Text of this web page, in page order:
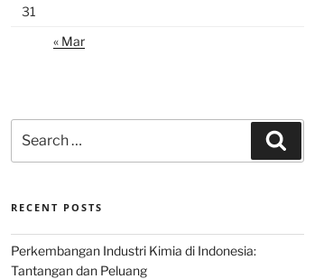
31
« Mar
for:
RECENT POSTS
Perkembangan Industri Kimia di Indonesia:
Tantangan dan Peluang